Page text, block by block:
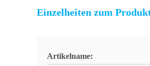
Einzelheiten zum
Artikelname: